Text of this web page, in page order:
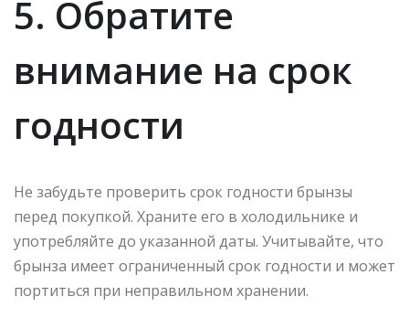
5. Обратите
внимание на срок
годности
Не забудьте проверить срок годности брынзы
перед покупкой. Храните его в холодильнике и
употребляйте до указанной даты. Учитывайте, что
брынза имеет ограниченный срок годности и может
портиться при неправильном хранении.